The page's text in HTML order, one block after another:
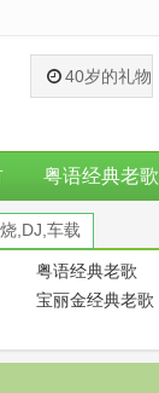
40岁的礼物
粤语经典老歌
,DJ,车载
粤语经典老歌
宝丽金经典老歌